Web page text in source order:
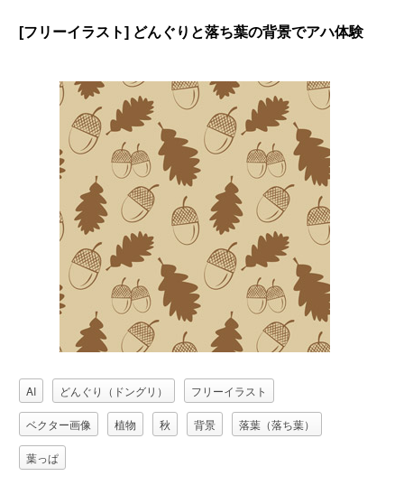
[フリーイラスト] どんぐりと落ち葉の背景でアハ体験
AI どんぐり（ドングリ） フリーイラスト
ベクター画像 植物 秋 背景 落葉（落ち葉）
葉っぱ